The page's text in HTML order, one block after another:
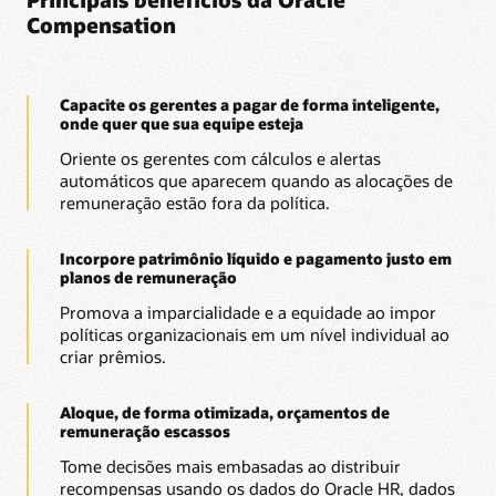
Compensation
Capacite os gerentes a pagar de forma inteligente,
onde quer que sua equipe esteja
Oriente os gerentes com cálculos e alertas
automáticos que aparecem quando as alocações de
remuneração estão fora da política.
Incorpore patrimônio líquido e pagamento justo em
planos de remuneração
Promova a imparcialidade e a equidade ao impor
políticas organizacionais em um nível individual ao
criar prêmios.
Aloque, de forma otimizada, orçamentos de
remuneração escassos
Tome decisões mais embasadas ao distribuir
recompensas usando os dados do Oracle HR, dados